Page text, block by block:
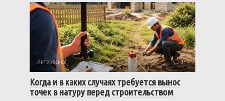
Интересное 0
Когда и в каких случаях требуется вынос
точек в натуру перед строительством